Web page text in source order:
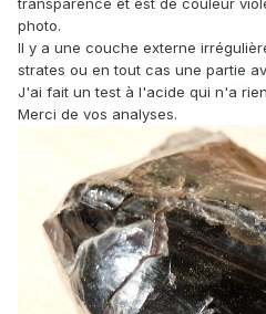
transparence et est de couleur
photo.
Il y a une couche externe
strates ou en tout cas une partie
J'ai fait un test à l'acide qui n'a
Merci de vos analyses.